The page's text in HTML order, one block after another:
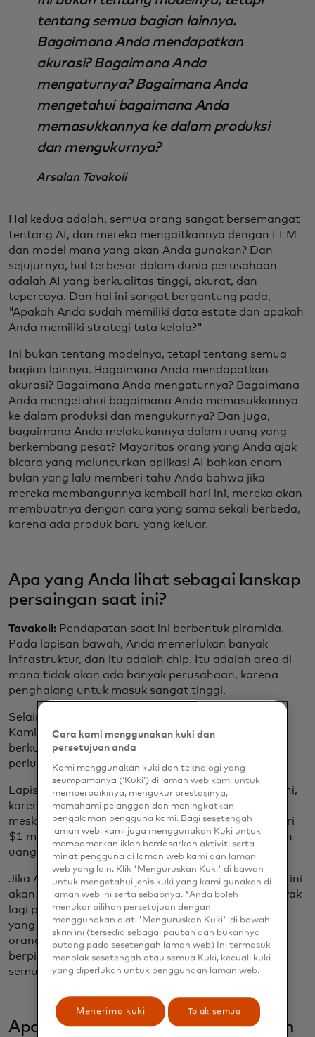
tentang semua bagian lainnya.
Bagaimana Anda mendapatkan
akurasi? Bagaimana Anda
mengaturnya? Bagaimana Anda
mengetahui bagaimana Anda
memasukkannya ke dalam produksi
dan mengukurnya?
Arsalan Tavakoli
Hal kedua adalah, semua orang sangat bersemangat
tentang AI, dan mereka mengaitkannya dengan LLM
dan model mana yang akan Anda gunakan? Dan
sejujurnya, hal terbesar dalam dunia perusahaan
adalah AI yang berkualitas tinggi, akurat, dan
tepercaya. Dan hal ini sangat bergantung pada,
"Apakah Anda sudah memiliki data estate dan apakah
Anda memiliki strategi tata kelola?"
Ini bukan tentang modelnya, tetapi tentang semua
bagian lainnya. Bagaimana Anda mendapatkan
akurasi? Bagaimana Anda mengaturnya? Bagaimana
Anda mengetahui bagaimana Anda memasukkannya
ke dalam produksi dan mengukurnya? Dan juga,
bagaimana Anda melakukannya dalam ruang yang
berkembang pesat? Mayoritas orang yang Anda ajak
bicara yang meluncurkan aplikasi AI bahkan enam
bulan yang lalu memberi tahu Anda bahwa jika
mereka membangunnya kembali hari ini, mereka akan
membuatnya dengan cara yang sama sekali berbeda,
karena ada produk baru yang keluar.
Apa yang Anda lihat sebagai lanskap
persaingan saat ini?
Tavakoli: Pendapatan saat ini berbentuk piramida.
Pada lapisan bawah, Anda memerlukan banyak
infrastruktur, dan itu adalah chip. Itu adalah area di
mana tidak akan ada banyak perusahaan, karena
penghalang untuk masuk sangat tinggi.
Selain itu, Anda memiliki penyedia model fondasi.
Kami memulai dengan banyak dan itu sudah
berkurang, terutama karena modal yang Anda
perlukan untuk melatih beberapa model tersebut.
Lapisan terakhir adalah aplikasi di atas. Dan saat ini,
karena ini masih awal, jumlahnya belum masif -
meskipun Databricks baru saja melampaui lebih dari
$1 miliar dalam hal pendapatan AI, jadi ini bukanlah
uang receh.
Jika Anda maju lima tahun dari sekarang, piramida ini
akan jauh lebih besar, dan akan terbalik. Lebih banyak
lagi pendapatan yang akan diperoleh dari aplikasi
yang memanfaatkan AI untuk mengubah apa yang
orang lakukan. Dan dalam ruang itu, saya tidak
berpikir bahwa ada pemenang yang mengambil
semua.
Apa perbedaan antara AI konsumen
Cara kami menggunakan kuki dan
persetujuan anda
Kami menggunakan kuki dan teknologi yang
seumpamanya (‘Kuki’) di laman web kami untuk
memperbaikinya, mengukur prestasinya,
memahami pelanggan dan meningkatkan
pengalaman pengguna kami. Bagi sesetengah
laman web, kami juga menggunakan Kuki untuk
mempamerkan iklan berdasarkan aktiviti serta
minat pengguna di laman web kami dan laman
web yang lain. Klik 'Menguruskan Kuki' di bawah
untuk mengetahui jenis kuki yang kami gunakan di
laman web ini serta sebabnya. *Anda boleh
menukar pilihan persetujuan dengan
menggunakan alat "Menguruskan Kuki" di bawah
skrin ini (tersedia sebagai pautan dan bukannya
butang pada sesetengah laman web) Ini termasuk
menolak sesetengah atau semua Kuki, kecuali kuki
yang diperlukan untuk penggunaan laman web.
Menerima kuki Tolak semua